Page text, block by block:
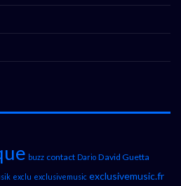
buzz contact Dario David Guetta
exclu exclusivemusic exclusivemusic.fr